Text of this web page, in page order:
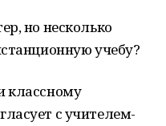
но несколько
учебу?
классному
с учителем-